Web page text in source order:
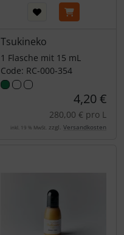
Tsukineko
1 Flasche mit 15 mL
Code: RC-000-354
4,20 €
280,00 € pro L
inkl. 19 % MwSt. zzgl. Versandkosten